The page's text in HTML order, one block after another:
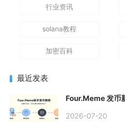
行业资讯
solana教程
加密百科
最近发表
Four.Meme 发币
2026-07-20